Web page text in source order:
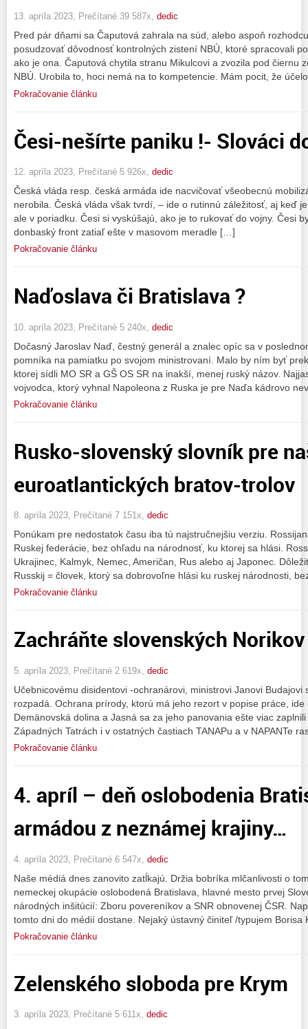
13. apríla 2023, Prečítané 39 587x, dedic
Pred pár dňami sa Čaputová zahrala na súd, alebo aspoň
posudzovať dôvodnosť kontrolných zistení NBÚ, ktoré spracovali
ako je ona. Čaputová chytila stranu Mikulcovi a zvozila pod čiernu
NBÚ. Urobila to, hoci nemá na to kompetencie. Mám pocit, že
Pokračovanie článku
Česi-nešírte paniku !- Slováci
12. apríla 2023, Prečítané 5 926x, dedic
Česká vláda resp. česká armáda ide nacvičovať všeobecnú
nerobila. Česká vláda však tvrdí, – ide o rutinnú záležitosť, aj keď
ale v poriadku. Česi si vyskúšajú, ako je to rukovať do vojny. Česi
donbaský front zatiaľ ešte v masovom meradle […]
Pokračovanie článku
Naďoslava či Bratislava ?
10. apríla 2023, Prečítané 5 240x, dedic
Dočasný Jaroslav Naď, čestný generál a znalec opíc sa v
pomníka na pamiatku po svojom ministrovaní. Malo by ním byť
ktorej sídli MO SR a GŠ OS SR na inakší, menej ruský názov.
vojvodca, ktorý vyhnal Napoleona z Ruska je pre Naďa kádrovo
Pokračovanie článku
Rusko-slovenský slovník pre
euroatlantických bratov-trolov
8. apríla 2023, Prečítané 7 151x, dedic
Ponúkam pre nedostatok času iba tú najstručnejšiu verziu.
Ruskej federácie, bez ohľadu na národnosť, ku ktorej sa hlási.
Ukrajinec, Kalmyk, Nemec, Američan, Rus alebo aj Japonec.
Russkij = človek, ktorý sa dobrovoľne hlási ku ruskej národnosti,
Pokračovanie článku
Zachráňte slovenských
5. apríla 2023, Prečítané 2 619x, dedic
Učebnicovému disidentovi -ochranárovi, ministrovi Janovi
rozpadá. Ochrana prírody, ktorú má jeho rezort v popise práce,
Demänovská dolina a Jasná sa za jeho panovania ešte viac
Západných Tatrách i v ostatných častiach TANAPu a v NAPANTe
Pokračovanie článku
4. apríl – deň oslobodenia
armádou z neznámej krajiny…
4. apríla 2023, Prečítané 6 547x, dedic
Naše médiá dnes zanovito zatĺkajú. Držia bobríka mlčanlivosti o
nemeckej okupácie oslobodená Bratislava, hlavné mesto prvej
národných inšitúcií: Zboru povereníkov a SNR obnovenej ČSR.
tomto dni do médií dostane. Nejaký ústavný činiteľ /typujem
Pokračovanie článku
Zelenského sloboda pre Krym
3. apríla 2023, Prečítané 5 611x, dedic